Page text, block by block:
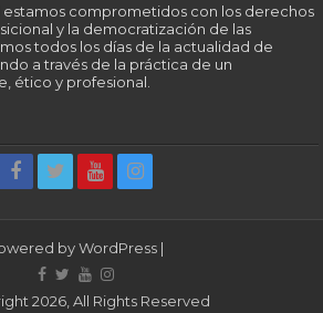
estamos comprometidos con los derechos
y la democratización de las
todos los días de la actualidad de
a través de la práctica de un
ético y profesional.
byWordPress |
2026, All Rights Reserved